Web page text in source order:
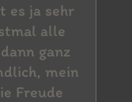
es ja sehr
alle
ganz
mein
Freude